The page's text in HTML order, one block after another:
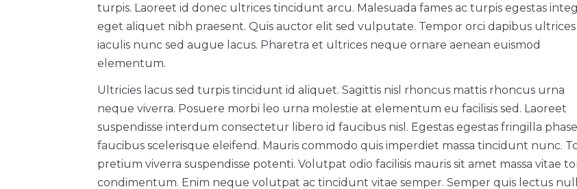
turpis. Laoreet id donec ultrices tincidunt arcu. Malesuada fames ac turpis egestas
eget aliquet nibh praesent. Quis auctor elit sed vulputate. Tempor orci dapibus ultrices
iaculis nunc sed augue lacus. Pharetra et ultrices neque ornare aenean euismod
elementum.
Ultricies lacus sed turpis tincidunt id aliquet. Sagittis nisl rhoncus mattis rhoncus urna
neque viverra. Posuere morbi leo urna molestie at elementum eu facilisis sed. Laoreet
suspendisse interdum consectetur libero id faucibus nisl. Egestas egestas fringilla
faucibus scelerisque eleifend. Mauris commodo quis imperdiet massa tincidunt nunc.
pretium viverra suspendisse potenti. Volutpat odio facilisis mauris sit amet massa vitae
condimentum. Enim neque volutpat ac tincidunt vitae semper. Semper quis lectus